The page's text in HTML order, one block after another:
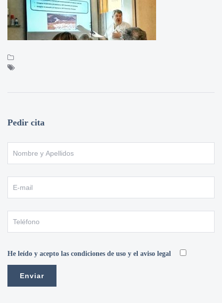
Pedir cita
He leído y acepto las condiciones de uso y el aviso legal